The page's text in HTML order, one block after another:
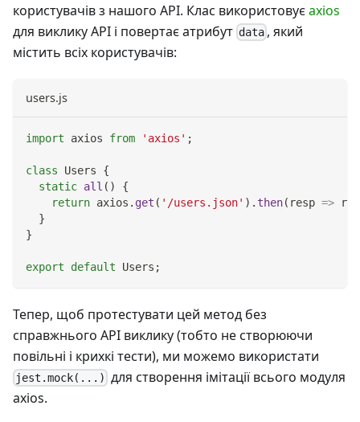
користувачів з нашого API. Клас використовуєaxios
для виклику API і повертає атрибут data , який
містить всіх користувачів:
users.js
import axios from 'axios' ;
class Users
{
static all ( )
{
return axios . get ( '/users.json' ) . then( resp =>
}
}
export default Users ;
Тепер, щоб протестувати цей метод без
справжнього API виклику (тобто не створюючи
повільні і крихкі тести), ми можемо використати
jest.mock(...) для створення імітації всього модуля
axios.